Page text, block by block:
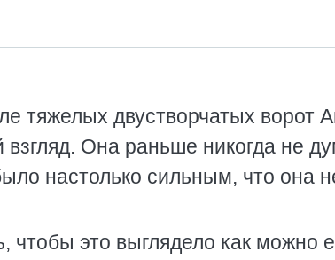
тяжелых двустворчатых ворот
взгляд. Она раньше никогда не
настолько сильным, что она
чтобы это выглядело как можно